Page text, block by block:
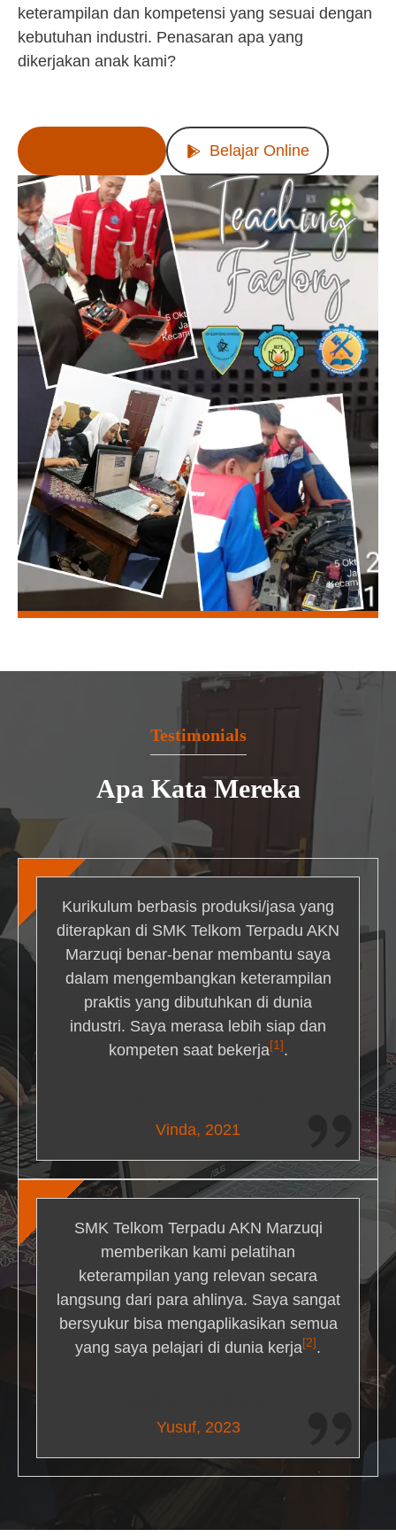
keterampilan dan kompetensi yang sesuai dengan
kebutuhan industri. Penasaran apa yang
dikerjakan anak kami?
Belajar Online
Testimonials
Apa Kata Mereka
Kurikulum berbasis produksi/jasa yang
diterapkan di SMK Telkom Terpadu AKN
Marzuqi benar-benar membantu saya
dalam mengembangkan keterampilan
praktis yang dibutuhkan di dunia
industri. Saya merasa lebih siap dan
kompeten saat bekerja[1] .
Vinda, 2021
SMK Telkom Terpadu AKN Marzuqi
memberikan kami pelatihan
keterampilan yang relevan secara
langsung dari para ahlinya. Saya sangat
bersyukur bisa mengaplikasikan semua
yang saya pelajari di dunia kerja[2] .
Yusuf, 2023